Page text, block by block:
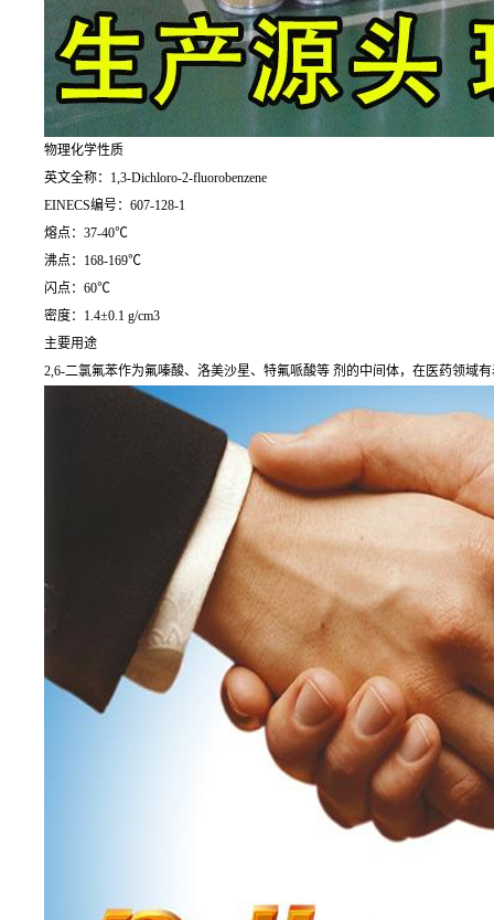
物理化学性质
英文全称：1,3-Dichloro-2-fluorobenzene
EINECS编号：607-128-1
熔点：37-40℃
沸点：168-169℃
闪点：60℃
密度：1.4±0.1 g/cm3
主要用途
2,6-二氯氟苯作为氟嗪酸、洛美沙星、特氟哌酸等 剂的中间体，在医药领域